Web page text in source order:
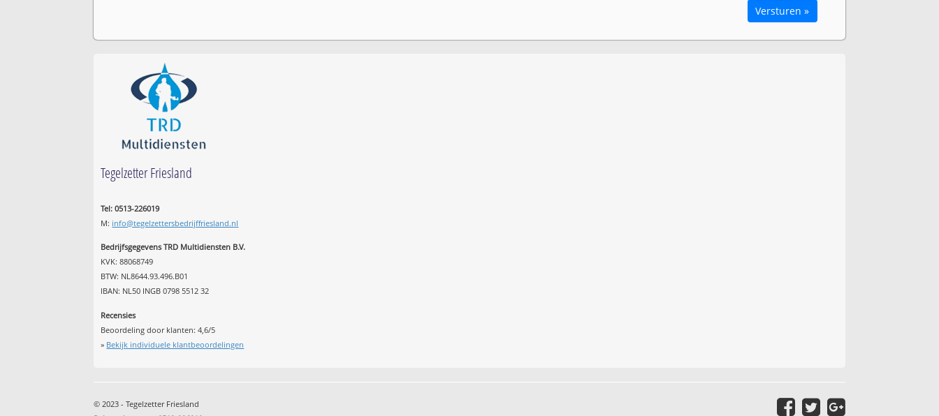
Versturen »
Tegelzetter Friesland
Tel: 0513-226019
M: info@tegelzettersbedrijffriesland.nl
Bedrijfsgegevens TRD Multidiensten B.V.
KVK: 88068749
BTW: NL8644.93.496.B01
IBAN: NL50 INGB 0798 5512 32
Recensies
Beoordeling door klanten:4,6/5
» Bekijk individuele klantbeoordelingen
© 2023 - Tegelzetter Friesland